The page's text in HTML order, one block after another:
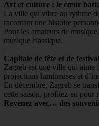
Art et culture : le cœur
La ville qui vibre au rythme
racontant une histoire
Pour les amateurs de
musique classique.
Capitale de fête et de
Zagreb est une ville qui aime
projections lumineuses et
En décembre, Zagreb se
cette saison, profitez-en pour
Revenez avec… des